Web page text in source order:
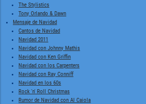
The Stylistics
Tony Orlando & Dawn
Mensaje de Navidad
Cantos de Navidad
Navidad 2011
Navidad con Johnny Mathis
Navidad con Ken Griffin
Navidad con los Carpenters
Navidad con Ray Conniff
Navidad en los 60s
Rock 'n' Roll Christmas
Rumor de Navidad con Al Caiola